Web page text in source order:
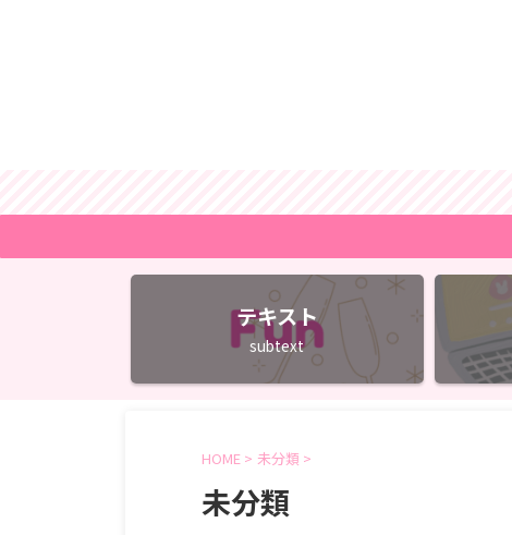
テキスト
subtext
HOME > 未分類 >
未分類